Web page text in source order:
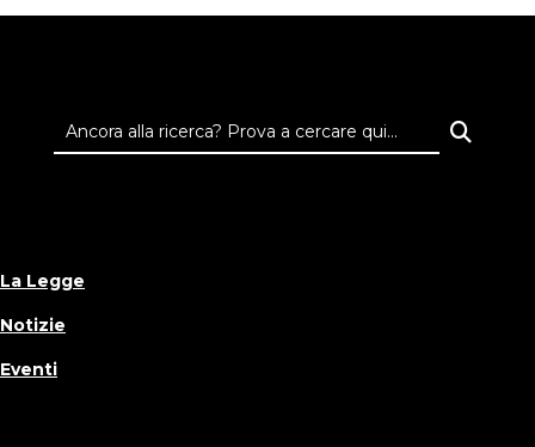
La Legge
Notizie
Eventi